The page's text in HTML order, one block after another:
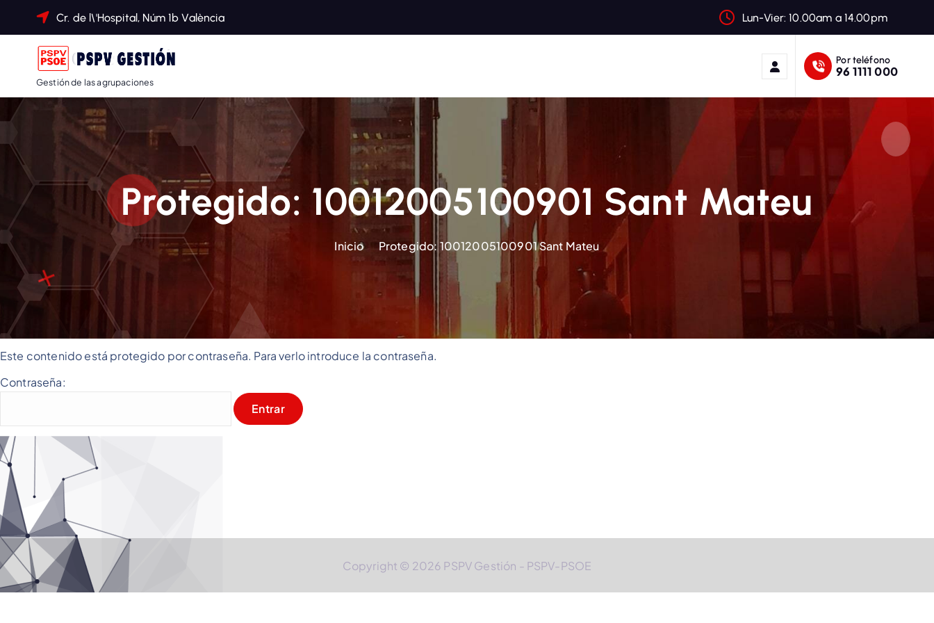
Cr. de l\'Hospital, Núm 1b València Lun-Vier: 10.00am a 14.00pm
Gestión de las agrupaciones
Por teléfono
96 1111 000
Protegido: 10012005100901 Sant Mateu
Inicio Protegido: 10012005100901 Sant Mateu
Este contenido está protegido por contraseña. Para verlo introduce la contraseña.
Contraseña:
Copyright © 2026 PSPV Gestión - PSPV-PSOE